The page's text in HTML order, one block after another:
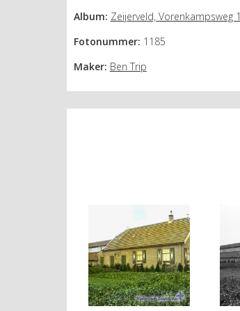
Album: Zeijerveld, Vorenkampsweg 1
Fotonummer: 1185
Maker: Ben Trip